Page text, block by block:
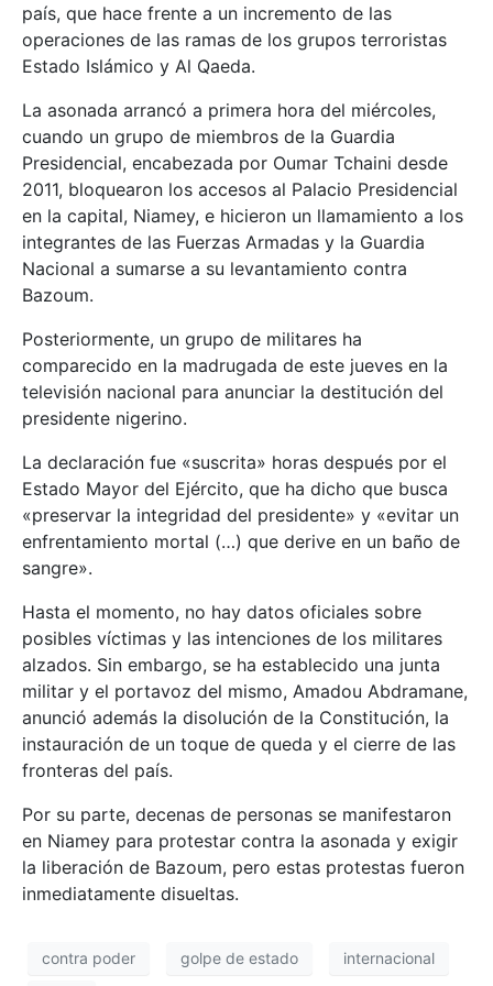
país, que hace frente a un incremento de las
operaciones de las ramas de los grupos terroristas
Estado Islámico y Al Qaeda.
La asonada arrancó a primera hora del miércoles,
cuando un grupo de miembros de la Guardia
Presidencial, encabezada por Oumar Tchaini desde
2011, bloquearon los accesos al Palacio Presidencial
en la capital, Niamey, e hicieron un llamamiento a los
integrantes de las Fuerzas Armadas y la Guardia
Nacional a sumarse a su levantamiento contra
Bazoum.
Posteriormente, un grupo de militares ha
comparecido en la madrugada de este jueves en la
televisión nacional para anunciar la destitución del
presidente nigerino.
La declaración fue «suscrita» horas después por el
Estado Mayor del Ejército, que ha dicho que busca
«preservar la integridad del presidente» y «evitar un
enfrentamiento mortal (…) que derive en un baño de
sangre».
Hasta el momento, no hay datos oficiales sobre
posibles víctimas y las intenciones de los militares
alzados. Sin embargo, se ha establecido una junta
militar y el portavoz del mismo, Amadou Abdramane,
anunció además la disolución de la Constitución, la
instauración de un toque de queda y el cierre de las
fronteras del país.
Por su parte, decenas de personas se manifestaron
en Niamey para protestar contra la asonada y exigir
la liberación de Bazoum, pero estas protestas fueron
inmediatamente disueltas.
contra poder golpe de estado internacional